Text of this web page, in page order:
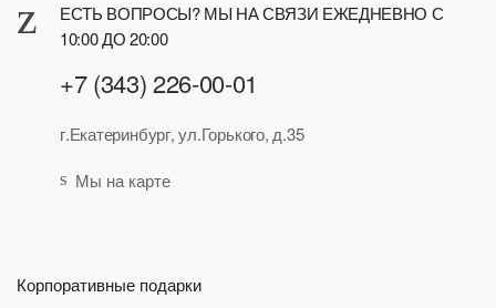
ЕСТЬ ВОПРОСЫ? МЫ НА СВЯЗИ ЕЖЕДНЕВНО С
10:00 ДО 20:00
+7 (343) 226-00-01
г.Екатеринбург, ул.Горького, д.35
Мы на карте
Корпоративные подарки